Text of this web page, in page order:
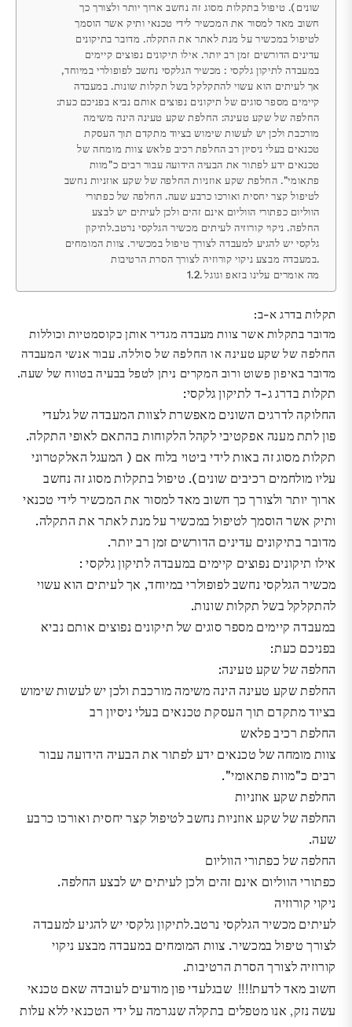
שונים). טיפול בתקלות מסוג זה נחשב ארוך יותר ולצורך כך
חשוב מאד למסור את המכשיר לידי טכנאי ותיק אשר הוסמך
לטיפול במכשיר על מנת לאתר את התקלה. מדובר בתיקונים
עדינים הדורשים זמן רב יותר. אילו תיקונים נפוצים קיימים
במעבדה לתיקון גלקסי : מכשיר הגלקסי נחשב לפופולרי במיוחד,
אך לעיתים הוא עשוי להתקלקל בשל תקלות שונות. במעבדה
קיימים מספר סוגים של תיקונים נפוצים אותם נביא בפניכם כעת:
החלפה של שקע טעינה: החלפת שקע טעינה הינה משימה
מורכבת ולכן יש לעשות שימוש בציוד מתקדם תוך העסקת
טכנאים בעלי ניסיון רב החלפת רכיב פלאש צוות מומחה של
טכנאים ידע לפתור את הבעיה הידועה עבור רבים כ"מוות
פתאומי". החלפת שקע אוזניות החלפה של שקע אוזניות נחשב
לטיפול קצר יחסית ואורכו כרבע שעה. החלפה של כפתורי
הווליום כפתורי הווליום אינם זהים ולכן לעיתים יש לבצע
החלפה. ניקוי קורוזיה לעיתים מכשיר הגלקסי נרטב.לתיקון
גלקסי יש להגיע למעבדה לצורך טיפול במכשיר. צוות המומחים
במעבדה מבצע ניקוי קורוזיה לצורך הסרת הרטיבות.
מה אומרים עלינו בזאפ וגוגל
תקלות בדרג א-ב:
מדובר בתקלות אשר צוות מעבדה מגדיר אותן כקוסמטיות וכוללות
החלפה של שקע טעינה או החלפה של סוללה. עבור אנשי המעבדה
מדובר באיפון פשוט ורוב המקרים ניתן לטפל בבעיה בטווח של שעה.
תקלות בדרג ג-ד לתיקון גלקסי:
החלוקה לדרגים השונים מאפשרת לצוות המעבדה שלגלעדי
פוןלתת מענה אפקטיבי לקהל הלקוחות בהתאם לאופי התקלה.
תקלות מסוג זה באות לידי ביטוי בלוח אם ( המעגל האלקטרוני
עליו מולחמים רכיבים שונים). טיפול בתקלות מסוג זה נחשב
ארוך יותר ולצורך כך חשוב מאד למסור את המכשיר לידי טכנאי
ותיק אשר הוסמך לטיפול במכשיר על מנת לאתר את התקלה.
מדובר בתיקונים עדינים הדורשים זמן רב יותר.
אילו תיקונים נפוצים קיימים במעבדה לתיקון גלקסי :
מכשיר הגלקסי נחשב לפופולרי במיוחד, אך לעיתים הוא עשוי
להתקלקל בשל תקלות שונות.
במעבדה קיימים מספר סוגים של תיקונים נפוצים אותם נביא
בפניכם כעת:
החלפה של שקע טעינה:
החלפת שקע טעינה הינה משימה מורכבת ולכן יש לעשות שימוש
בציוד מתקדם תוך העסקת טכנאים בעלי ניסיון רב
החלפת רכיב פלאש
צוות מומחה של טכנאים ידע לפתור את הבעיה הידועה עבור
רבים כ"מוות פתאומי".
החלפת שקע אוזניות
החלפה של שקע אוזניות נחשב לטיפול קצר יחסית ואורכו כרבע
שעה.
החלפה של כפתורי הווליום
כפתורי הווליום אינם זהים ולכן לעיתים יש לבצע החלפה.
ניקוי קורוזיה
לעיתים מכשיר הגלקסי נרטב.לתיקון גלקסי יש להגיע למעבדה
לצורך טיפול במכשיר. צוות המומחים במעבדה מבצע ניקוי
קורוזיה לצורך הסרת הרטיבות.
חשוב מאד לדעת!!!! שבגלעדי פון מודעים לעובדה שאם טכנאי
עשה נזק, אנו מטפלים בתקלה שנגרמה על ידי הטכנאי ללא עלות